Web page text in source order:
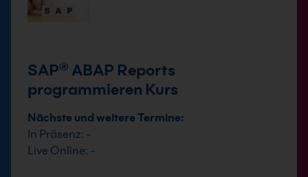
SAP® ABAP Reports
programmieren Kurs
Nächste und weitere Termine:
In Präsenz: -
Live Online: -